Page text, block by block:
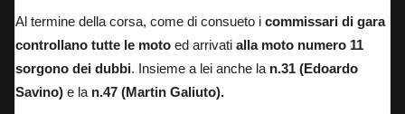
Al termine della corsa, come di consueto i commissari di gara
controllano tutte le moto ed arrivati alla moto numero 11
sorgono dei dubbi. Insieme a lei anche la n.31 (Edoardo
Savino) e la n.47 (Martin Galiuto).